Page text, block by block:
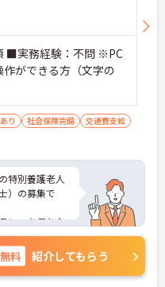
■実務経験：不問 ※PC
ができる方（文字の
り 社会保険完備
交通費支給
特別養護老人
）の募集で
ンスを保ちな
など、さら
相談くださ
無料 紹介してもらう